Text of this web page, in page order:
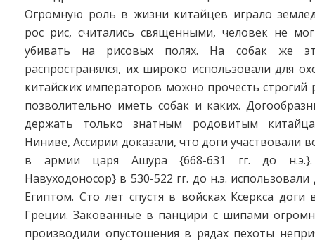
Огромную роль в жизни китайцев играло
рос рис, считались священными, человек не
убивать на рисовых полях. На собак же
распространялся, их широко использовали для
китайских императоров можно прочесть строгий
позволительно иметь собак и каких.
держать только знатным родовитым
Ниниве, Ассирии доказали, что доги участвовали
в армии царя Ашура {668-631 гг. до
Навуходоносор} в 530-522 гг. до н.э.
Египтом. Сто лет спустя в войсках Ксеркса доги
Греции. Закованные в панцири с шипами
производили опустошения в рядах пехоты